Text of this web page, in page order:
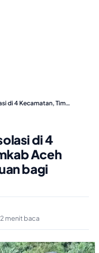
Tembus Daerah Terisolasi di 4 Kecamatan, Tim Pemkab…
di 4
Aceh
bagi
2 menit baca